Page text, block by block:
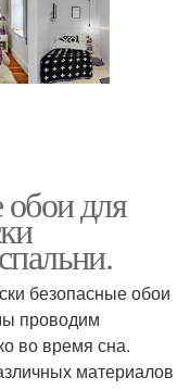
для
безопасные обои
проводим
во время сна.
материалов